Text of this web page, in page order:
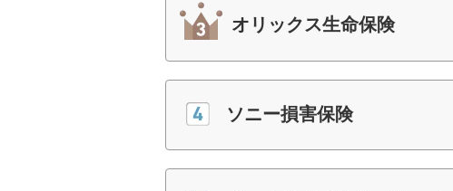
オリックス生命保険
ソニー損害保険